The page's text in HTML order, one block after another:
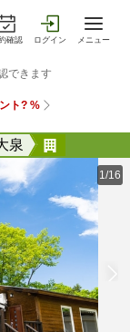
確認 ログイン メニュー
泉
1/16